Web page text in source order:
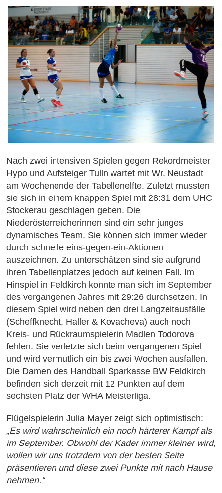
Nach zwei intensiven Spielen gegen Rekordmeister
Hypo und Aufsteiger Tulln wartet mit Wr. Neustadt
am Wochenende der Tabellenelfte. Zuletzt mussten
sie sich in einem knappen Spiel mit 28:31 dem UHC
Stockerau geschlagen geben. Die
Niederösterreicherinnen sind ein sehr junges
dynamisches Team. Sie können sich immer wieder
durch schnelle eins-gegen-ein-Aktionen
auszeichnen. Zu unterschätzen sind sie aufgrund
ihren Tabellenplatzes jedoch auf keinen Fall. Im
Hinspiel in Feldkirch konnte man sich im September
des vergangenen Jahres mit 29:26 durchsetzen. In
diesem Spiel wird neben den drei Langzeitausfälle
(Scheffknecht, Haller & Kovacheva) auch noch
Kreis- und Rückraumspielerin Madlen Todorova
fehlen. Sie verletzte sich beim vergangenen Spiel
und wird vermutlich ein bis zwei Wochen ausfallen.
Die Damen des Handball Sparkasse BW Feldkirch
befinden sich derzeit mit 12 Punkten auf dem
sechsten Platz der WHA Meisterliga.
Flügelspielerin Julia Mayer zeigt sich optimistisch:
„Es wird wahrscheinlich ein noch härterer Kampf als
im September. Obwohl der Kader immer kleiner wird,
wollen wir uns trotzdem von der besten Seite
präsentieren und diese zwei Punkte mit nach Hause
nehmen.“